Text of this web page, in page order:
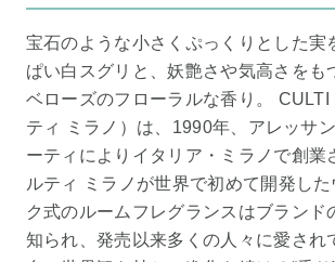
宝石のような小さくぷっくりとした実
ぱい白スグリと、妖艶さや気高さをも
ベローズのフローラルな香り。
ティ ミラノ）は、1990年、アレッサ
ーティによりイタリア・ミラノで創業
ルティ ミラノが世界で初めて開発し
ク式のルームフレグランスはブランド
知られ、発売以来多くの人々に愛され